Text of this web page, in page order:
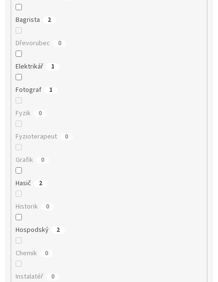
Bagrista 2
Dřevorubec 0
Elektrikář 1
Fotograf 1
Fyzik 0
Fyzioterapeut 0
Grafik 0
Hasič 2
Historik 0
Hospodský 2
Chemik 0
Instalatéř 0